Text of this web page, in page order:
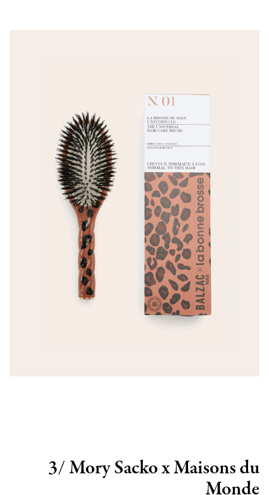
3/ Mory Sacko x Maisons du